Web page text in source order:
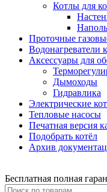
Котлы для
Проточные
Водонагреватели
Аксессуары для
Дымоходы
Гидравлика
Электрические
Тепловые насосы
Печатная версия
Подобрать котёл
Архив
Бесплатная полная